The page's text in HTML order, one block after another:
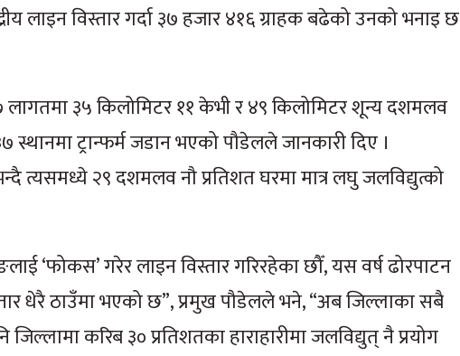
लाइन विस्तार गर्दा ३७ हजार ४१६ ग्राहक बढेको उनको भनाइ छ
३५ किलोमिटर ११ केभी र ४९ किलोमिटर शून्य दशमलव
ट्रान्फर्म जडान भएको पौडेलले जानकारी दिए ।
त्यसमध्ये २९ दशमलव नौ प्रतिशत घरमा मात्र लघु जलविद्युत्को
‘फोकस’ गरेर लाइन विस्तार गरिरहेका छौँ, यस वर्ष ढोरपाटन
धेरै ठाउँमा भएको छ”, प्रमुख पौडेलले भने, “अब जिल्लाका सबै
करिब ३० प्रतिशतका हाराहारीमा जलविद्युत् नै प्रयोग